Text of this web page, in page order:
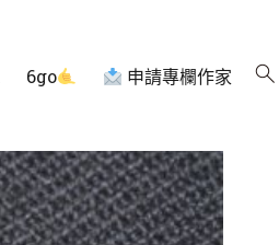
6go 申請專欄作家